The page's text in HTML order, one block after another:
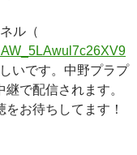
ル（
いです。中野プラプ
で配信されます。
お待ちしてます！